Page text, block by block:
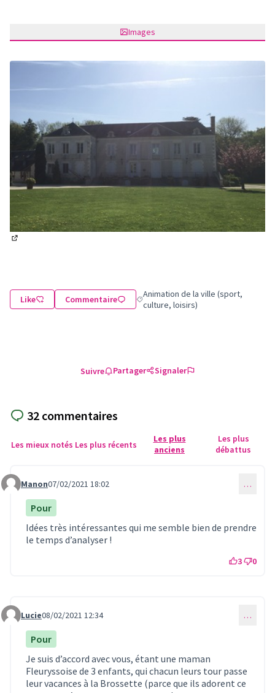
Images
Like Commentaire Filtrer les résultats de la catégorie :
Animation de la ville (sport,
culture, loisirs)
Suivre Partager Signaler
32 commentaires
Les mieux notés Les plus récents
Les plus
anciens
Les plus
débattus
Commentaire 247
Manon07/02/2021 18:02 …
Pour
Idées très intéressantes qui me semble bien de prendre
le temps d’analyser !
3 0
Commentaire 248
Lucie08/02/2021 12:34 …
Pour
Je suis d’accord avec vous, étant une maman
Fleuryssoise de 3 enfants, qui chacun leurs tour passe
leur vacances à la Brossette (parce que ils adorent ce